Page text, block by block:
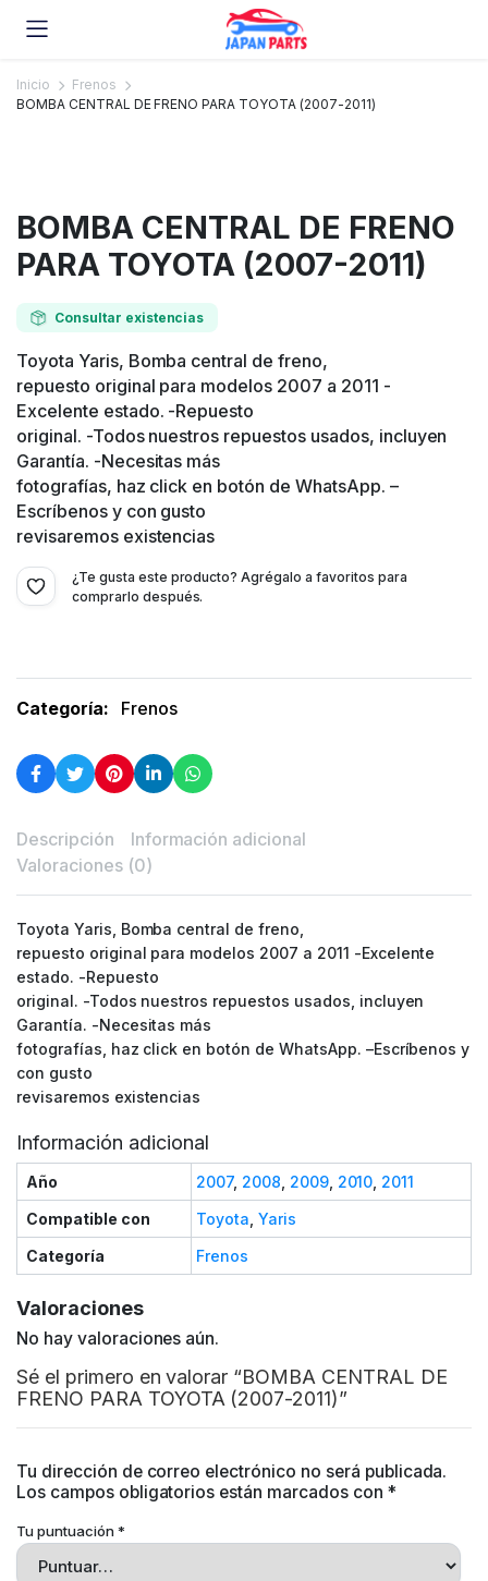
Inicio
Frenos
BOMBA CENTRAL DE FRENO PARA TOYOTA (2007-2011)
BOMBA CENTRAL DE FRENO
PARA TOYOTA (2007-2011)
Consultar existencias
Toyota Yaris, Bomba central de freno,
repuesto original para modelos 2007 a 2011 -
Excelente estado. -Repuesto
original. -Todos nuestros repuestos usados, incluyen
Garantía. -Necesitas más
fotografías, haz click en botón de WhatsApp. –
Escríbenos y con gusto
revisaremos existencias
¿Te gusta este producto? Agrégalo a favoritos para
comprarlo después.
Categoría: Frenos
Descripción
Información adicional
Valoraciones (0)
Toyota Yaris, Bomba central de freno,
repuesto original para modelos 2007 a 2011 -Excelente
estado. -Repuesto
original. -Todos nuestros repuestos usados, incluyen
Garantía. -Necesitas más
fotografías, haz click en botón de WhatsApp. –Escríbenos y
con gusto
revisaremos existencias
Información adicional
Año 2007, 2008 2009, 2010 2011
Compatible con
Toyota Yaris
Categoría
Frenos
Valoraciones
No hay valoraciones aún.
Sé el primero en valorar “BOMBA CENTRAL DE
FRENO PARA TOYOTA (2007-2011)”
Tu dirección de correo electrónico no será publicada.
Los campos obligatorios están marcados con *
Tu puntuación*